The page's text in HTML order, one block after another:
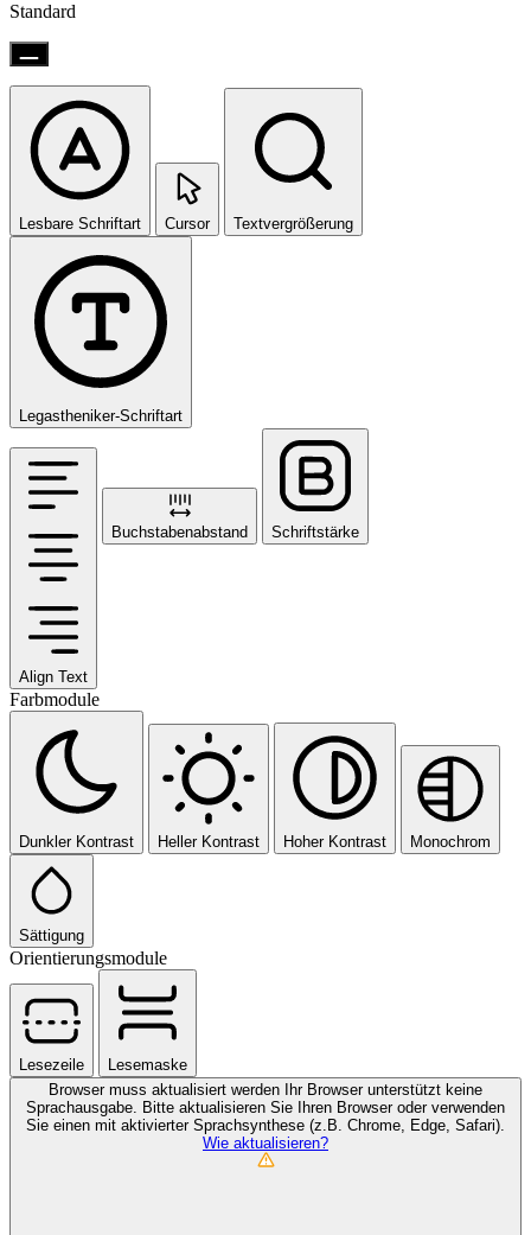
Standard
Lesbare Schriftart Cursor Textvergrößerung
Legastheniker-Schriftart
Align Text
Buchstabenabstand Schriftstärke
Farbmodule
Dunkler Kontrast Heller Kontrast Hoher Kontrast Monochrom
Sättigung
Orientierungsmodule
Lesezeile
Lesemaske
Browser muss aktualisiert werden
Ihr Browser unterstützt keine
Sprachausgabe. Bitte aktualisieren Sie Ihren Browser oder verwenden
Sie einen mit aktivierter Sprachsynthese (z.B. Chrome, Edge, Safari).
Wie aktualisieren?